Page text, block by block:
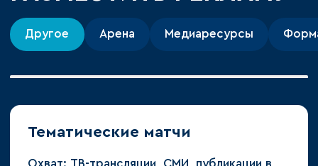
Другое Арена Медиаресурсы
Тематические матчи